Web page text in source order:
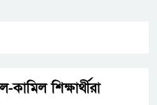
শিক্ষার্থীরা